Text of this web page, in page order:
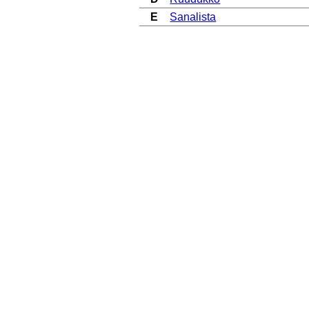
E
Sanalista